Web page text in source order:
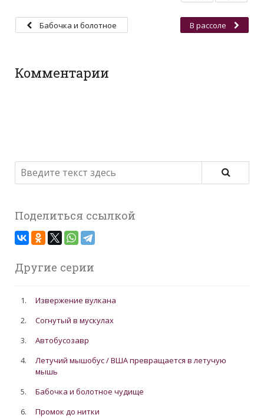
Бабочка и болотное
В рассоле
Комментарии
Поделиться ссылкой
Другие серии
1.
Извержение вулкана
2.
Согнутый в мускулах
3.
Автобусозавр
4.
Летучий мышобус / ВША превращается в летучую
мышь
5.
Бабочка и болотное чудище
6.
Промок до нитки